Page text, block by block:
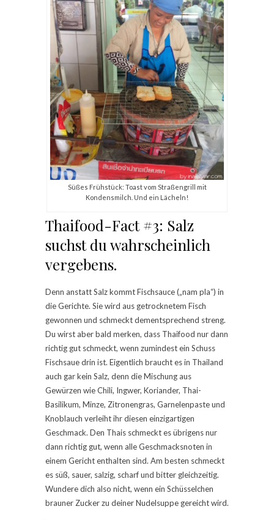
Süßes Frühstück: Toast vom Straßengrill mit
Kondensmilch. Und ein Lächeln!
Thaifood-Fact #3: Salz
suchst du wahrscheinlich
vergebens.
Denn anstatt Salz kommt Fischsauce („nam pla“) in
die Gerichte. Sie wird aus getrocknetem Fisch
gewonnen und schmeckt dementsprechend streng.
Du wirst aber bald merken, dass Thaifood nur dann
richtig gut schmeckt, wenn zumindest ein Schuss
Fischsaue drin ist. Eigentlich braucht es in Thailand
auch gar kein Salz, denn die Mischung aus
Gewürzen wie Chili, Ingwer, Koriander, Thai-
Basilikum, Minze, Zitronengras, Garnelenpaste und
Knoblauch verleiht ihr diesen einzigartigen
Geschmack. Den Thais schmeckt es übrigens nur
dann richtig gut, wenn alle Geschmacksnoten in
einem Gericht enthalten sind. Am besten schmeckt
es süß, sauer, salzig, scharf und bitter gleichzeitig.
Wundere dich also nicht, wenn ein Schüsselchen
brauner Zucker zu deiner Nudelsuppe gereicht wird.